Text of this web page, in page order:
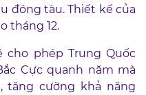
đóng tàu. Thiết kế của
tháng 12.
cho phép Trung Quốc
Cực quanh năm mà
tăng cường khả năng